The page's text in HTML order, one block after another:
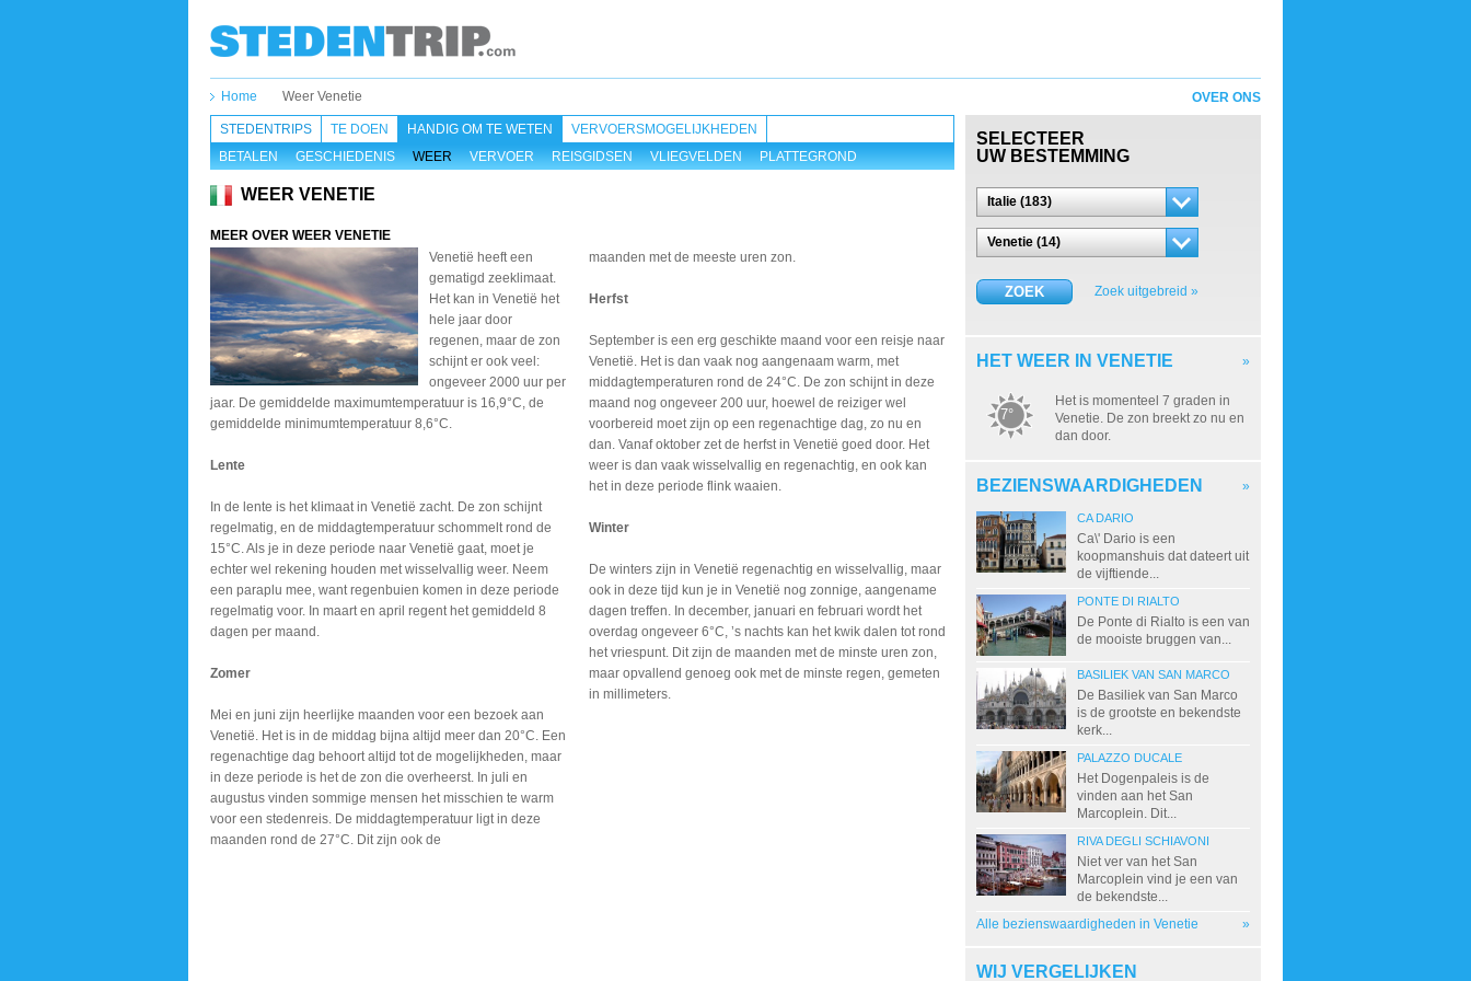
Home Weer Venetie
STEDENTRIPS TE DOEN
HANDIG OM TE WETEN
BETALEN
GESCHIEDENIS WEER VERVOER REISGIDSEN VLIEGVELDEN PLATTEGROND
VERVOERSMOGELIJKHEDEN
WEER VENETIE
MEER OVER WEER VENETIE
Venetië heeft een
gematigd zeeklimaat.
Het kan in Venetië het
hele jaar door
regenen, maar de zon
schijnt er ook veel:
ongeveer 2000 uur per
jaar. De gemiddelde maximumtemperatuur is 16,9°C, de
gemiddelde minimumtemperatuur 8,6°C.
Lente
In de lente is het klimaat in Venetië zacht. De zon schijnt
regelmatig, en de middagtemperatuur schommelt rond de
15°C. Als je in deze periode naar Venetië gaat, moet je
echter wel rekening houden met wisselvallig weer. Neem
een paraplu mee, want regenbuien komen in deze periode
regelmatig voor. In maart en april regent het gemiddeld 8
dagen per maand.
Zomer
Mei en juni zijn heerlijke maanden voor een bezoek aan
Venetië. Het is in de middag bijna altijd meer dan 20°C. Een
regenachtige dag behoort altijd totde mogelijkheden, maar
in deze periode is hetde zon die overheerst. In juli en
augustus vinden sommige mensen het misschien te warm
voor een stedenreis. De middagtemperatuur ligtin deze
maanden rond de 27°C. Dit zijn ook de
maanden met de meeste uren zon.
Herfst
September is een erg geschikte maand voor een reisje naar
Venetië. Het is dan vaak nog aangenaam warm, met
middagtemperaturen rond de 24°C. De zon schijnt in deze
maand nog ongeveer 200 uur, hoewel de reiziger wel
voorbereid moet zijn op een regenachtige dag, zo nu en
dan. Vanaf oktober zet de herfst in Venetië goed door. Het
weer is dan vaak wisselvallig en regenachtig, en ook kan
het in deze periode flink waaien.
Winter
De winters zijn in Venetië regenachtig en wisselvallig, maar
ook in deze tijd kun je in Venetië nog zonnige, aangename
dagen treffen. In december, januari en februari wordt het
overdag ongeveer 6°C, ’s nachts kan het kwik dalen tot rond
het vriespunt. Dit zijn de maanden met de minste uren zon,
maar opvallend genoeg ook met de minste regen, gemeten
in millimeters.
OVER ONS
SELECTEER
UW BESTEMMING
Italie (183)
Venetie (14)
ZOEK Zoek uitgebreid »
HET WEER IN VENETIE »
7°
Het is momenteel 7 graden in
Venetie. De zon breekt zo nu en
dan door.
BEZIENSWAARDIGHEDEN »
CA DARIO
Ca\' Dario is een
koopmanshuis dat dateert uit
de vijftiende...
PONTE DI RIALTO
De Ponte di Rialto is een van
de mooiste bruggen van...
BASILIEK VAN SAN MARCO
De Basiliek van San Marco
is de grootste en bekendste
kerk...
PALAZZO DUCALE
Het Dogenpaleis is de
vinden aan het San
Marcoplein. Dit...
RIVA DEGLI SCHIAVONI
Niet ver van het San
Marcoplein vind je een van
de bekendste...
Alle bezienswaardigheden in Venetie
»
WIJ VERGELIJKEN